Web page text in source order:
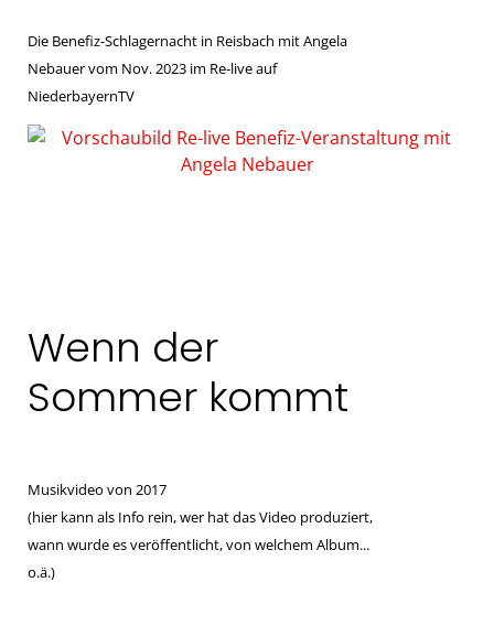
Die Benefiz-Schlagernacht in Reisbach mit Angela
Nebauer vom Nov. 2023 im Re-live auf
NiederbayernTV
Wenn der
Sommer kommt
Musikvideo von 2017
(hier kann als Info rein, wer hat das Video produziert,
wann wurde es veröffentlicht, von welchem Album...
o.ä.)